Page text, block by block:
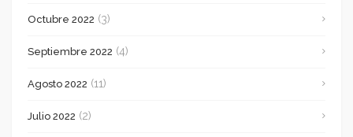
Octubre 2022 (3)
Septiembre 2022 (4)
Agosto 2022 (11)
Julio 2022 (2)